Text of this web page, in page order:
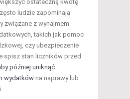
ostateczną kwotę
ludzie zapominają
związane z wynajmem
takich jak pomoc
czy ubezpieczenie
spisz stan liczników przed
później uniknąć
wydatków na naprawy lub